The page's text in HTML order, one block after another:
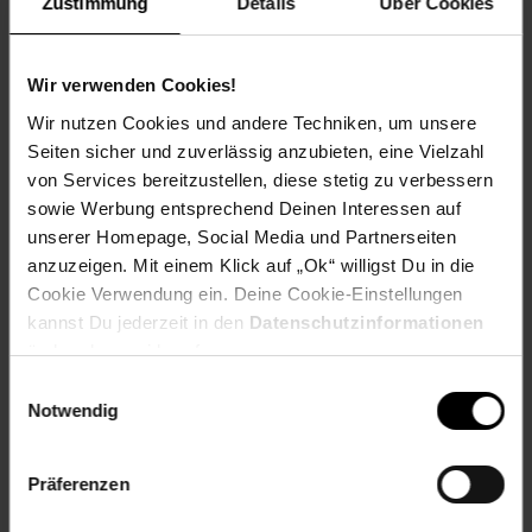
Wir verwenden Cookies!
Wir nutzen Cookies und andere Techniken, um unsere
Seiten sicher und zuverlässig anzubieten, eine Vielzahl
von Services bereitzustellen, diese stetig zu verbessern
sowie Werbung entsprechend Deinen Interessen auf
unserer Homepage, Social Media und Partnerseiten
anzuzeigen. Mit einem Klick auf „Ok“ willigst Du in die
Cookie Verwendung ein. Deine Cookie-Einstellungen
kannst Du jederzeit in den Datenschutzinformationen
ändern bzw. widerrufen.
Notwendig
Präferenzen
Herstellerinformationen
Fußzeile
Weitere Online-Angebote
Weinwelt